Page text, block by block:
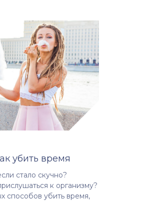
убить время
стало скучно?
к организму?
способов убить время,